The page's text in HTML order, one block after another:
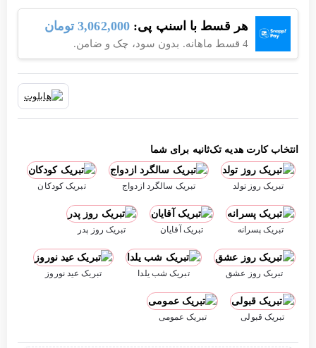
هر قسط با اسنپ پی: 3,062,000 تومان
4 قسط ماهانه. بدون سود، چک و ضامن.
انتخاب کارت هدیه تک‌ثانیه برای شما
تبریک روز تولد تبریک سالگرد ازدواج تبریک کودکان
تبریک پسرانه تبریک آقایان تبریک روز پدر
تبریک روز عشق تبریک شب یلدا تبریک عید نوروز
تبریک قبولی تبریک عمومی